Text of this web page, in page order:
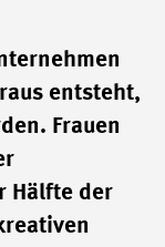
entsteht,
Frauen
Hälfte der